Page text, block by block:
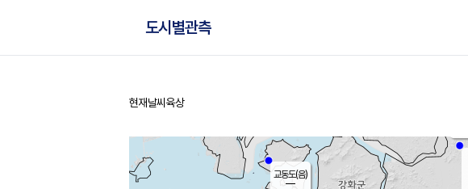
도시별관측
홈
현재날씨 육상
교동도(음)